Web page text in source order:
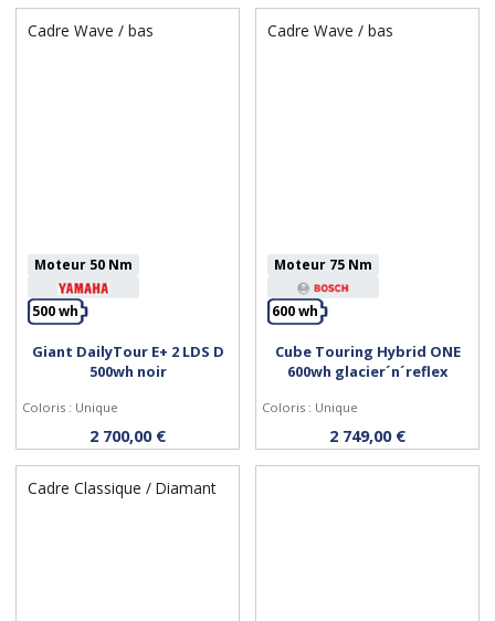
Cadre Wave / bas
Personnaliser
Moteur 50 Nm
500 wh
Giant DailyTour E+ 2 LDS D
500wh noir
Coloris : Unique
2 700,00 €
Cadre Wave / bas
Personnaliser
Moteur 75 Nm
600 wh
Cube Touring Hybrid ONE
600wh glacier´n´reflex
Coloris : Unique
2 749,00 €
Cadre Classique / Diamant